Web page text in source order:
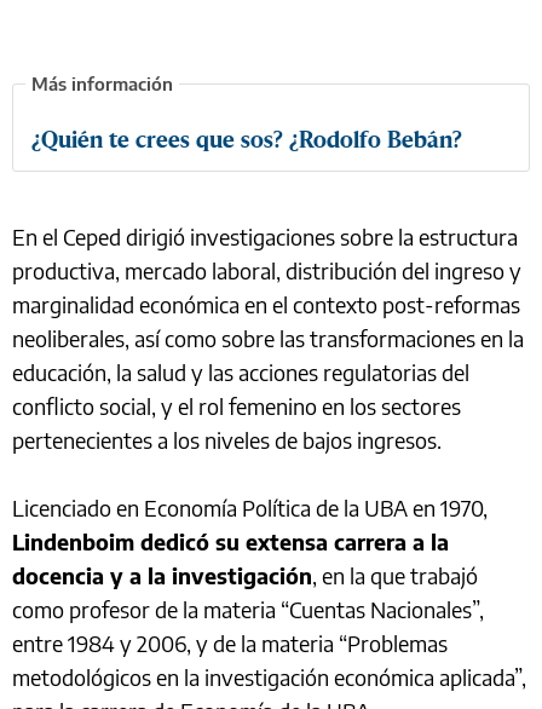
¿Quién te crees que sos? ¿Rodolfo Bebán?
En el Ceped dirigió investigaciones sobre la estructura
productiva, mercado laboral, distribución del ingreso y
marginalidad económica en el contexto post-reformas
neoliberales, así como sobre las transformaciones en la
educación, la salud y las acciones regulatorias del
conflicto social, y el rol femenino en los sectores
pertenecientes a los niveles de bajos ingresos.
Licenciado en Economía Política de la UBA en 1970,
Lindenboim dedicó su extensa carrera a la
docencia y a la investigación, en la que trabajó
como profesor de la materia “Cuentas Nacionales”,
entre 1984 y 2006, y de la materia “Problemas
metodológicos en la investigación económica aplicada”,